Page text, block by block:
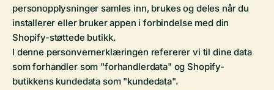
personopplysninger samles inn, brukes og deles når du
installerer eller bruker appen i forbindelse med din
Shopify-støttede butikk.
I denne personvernerklæringen refererer vi til dine data
som forhandler som "forhandlerdata" og Shopify-
butikkens kundedata som "kundedata".